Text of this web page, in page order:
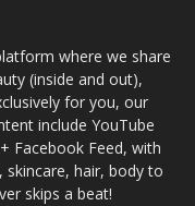
where we share
(inside and out),
for you, our
include YouTube
Facebook Feed, with
hair, body to
skips a beat!